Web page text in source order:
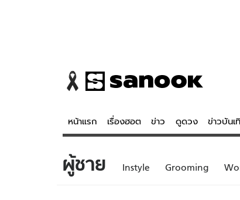
หน้าแรก เรื่องฮอต ข่าว ดูดวง ข่าวบันเ
ข่าว ดูด
ผู้ชาย Instyle Grooming